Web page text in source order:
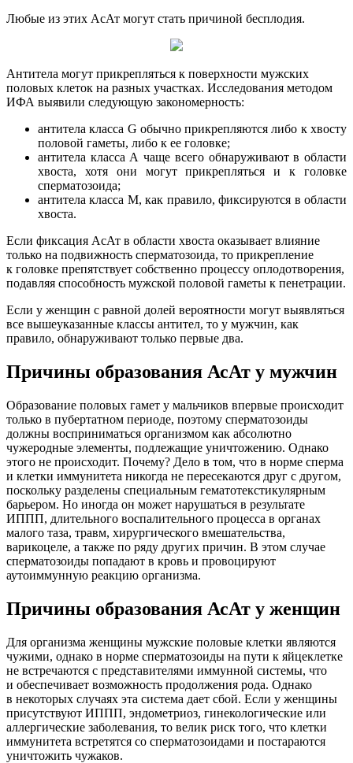
Любые из этих АсАт могут стать причиной бесплодия.
Антитела могут прикрепляться к поверхности мужских
половых клеток на разных участках. Исследования методом
ИФА выявили следующую закономерность:
антитела класса G обычно прикрепляются либо к хвосту
половой гаметы, либо к ее головке;
антитела класса А чаще всего обнаруживают в области
хвоста, хотя они могут прикрепляться и к головке
сперматозоида;
антитела класса M, как правило, фиксируются в области
хвоста.
Если фиксация АсАт в области хвоста оказывает влияние
только на подвижность сперматозоида, то прикрепление
к головке препятствует собственно процессу оплодотворения,
подавляя способность мужской половой гаметы к пенетрации.
Если у женщин с равной долей вероятности могут выявляться
все вышеуказанные классы антител, то у мужчин, как
правило, обнаруживают только первые два.
Причины образования АсАт у мужчин
Образование половых гамет у мальчиков впервые происходит
только в пубертатном периоде, поэтому сперматозоиды
должны восприниматься организмом как абсолютно
чужеродные элементы, подлежащие уничтожению. Однако
этого не происходит. Почему? Дело в том, что в норме сперма
и клетки иммунитета никогда не пересекаются друг с другом,
поскольку разделены специальным гематотекстикулярным
барьером. Но иногда он может нарушаться в результате
ИППП, длительного воспалительного процесса в органах
малого таза, травм, хирургического вмешательства,
варикоцеле, а также по ряду других причин. В этом случае
сперматозоиды попадают в кровь и провоцируют
аутоиммунную реакцию организма.
Причины образования АсАт у женщин
Для организма женщины мужские половые клетки являются
чужими, однако в норме сперматозоиды на пути к яйцеклетке
не встречаются с представителями иммунной системы, что
и обеспечивает возможность продолжения рода. Однако
в некоторых случаях эта система дает сбой. Если у женщины
присутствуют ИППП, эндометриоз, гинекологические или
аллергические заболевания, то велик риск того, что клетки
иммунитета встретятся со сперматозоидами и постараются
уничтожить чужаков.